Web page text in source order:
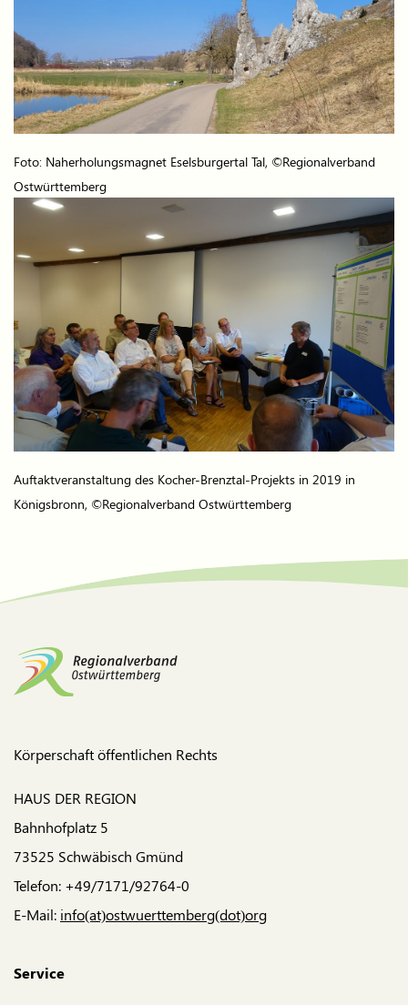
Foto: Naherholungsmagnet Eselsburgertal Tal, ©Regionalverband
Ostwürttemberg
Auftaktveranstaltung des Kocher-Brenztal-Projekts in 2019 in
Königsbronn, ©Regionalverband Ostwürttemberg
Körperschaft öffentlichen Rechts
HAUS DER REGION
Bahnhofplatz 5
73525 Schwäbisch Gmünd
Telefon: +49/7171/92764-0
E-Mail: info(at)ostwuerttemberg(dot)org
Service